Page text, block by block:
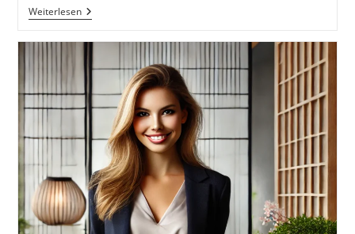
WeiterlesenWas
Bedeutet
&
Kreativ
Sein?
Kreativität:
Wie
Unser
Denken
Die
Immer
Wieder
Neu
Erschafft
Von
David